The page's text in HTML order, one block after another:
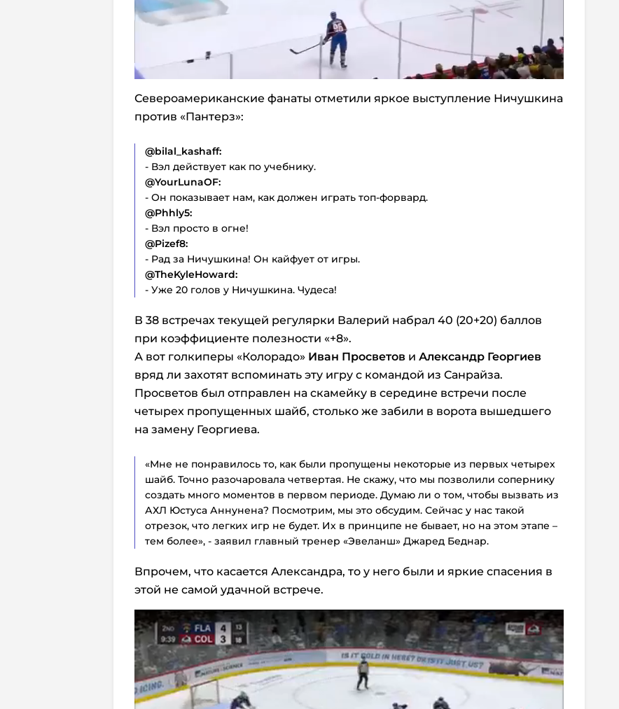
Североамериканские фанаты отметили яркое выступление Ничушкина
против «Пантерз»:
@bilal_kashaff:
- Вэл действует как по учебнику.
@YourLunaOF:
- Он показывает нам, как должен играть топ-форвард.
@Phhly5:
- Вэл просто в огне!
@Pizef8:
- Рад за Ничушкина! Он кайфует от игры.
@TheKyleHoward:
- Уже 20 голов у Ничушкина. Чудеса!
В 38 встречах текущей регулярки Валерий набрал 40 (20+20) баллов
при коэффициенте полезности «+8».
А вот голкиперы «Колорадо» Иван Просветов и Александр Георгиев
вряд ли захотят вспоминать эту игру с командой из Санрайза.
Просветов был отправлен на скамейку в середине встречи после
четырех пропущенных шайб, столько же забили в ворота вышедшего
на замену Георгиева.
«Мне не понравилось то, как были пропущены некоторые из первых четырех
шайб. Точно разочаровала четвертая. Не скажу, что мы позволили сопернику
создать много моментов в первом периоде. Думаю ли о том, чтобы вызвать из
АХЛ Юстуса Аннунена? Посмотрим, мы это обсудим. Сейчас у нас такой
отрезок, что легких игр не будет. Их в принципе не бывает, но на этом этапе –
тем более», - заявил главный тренер «Эвеланш» Джаред Беднар.
Впрочем, что касается Александра, то у него были и яркие спасения в
этой не самой удачной встрече.